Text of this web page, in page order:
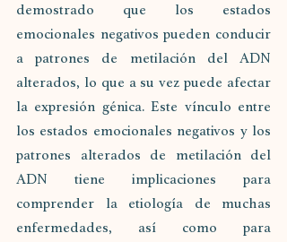
demostrado que los estados
emocionales negativos pueden conducir
a patrones de metilación del ADN
alterados, lo que a su vez puede afectar
la expresión génica. Este vínculo entre
los estados emocionales negativos y los
patrones alterados de metilación del
ADN tiene implicaciones para
comprender la etiología de muchas
enfermedades, así como para